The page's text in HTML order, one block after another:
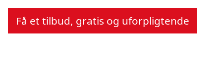
Få et tilbud, gratis og uforpligtende